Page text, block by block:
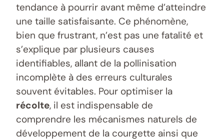
tendance à pourrir avant même d’atteindre
une taille satisfaisante. Ce phénomène,
bien que frustrant, n’est pas une fatalité et
s’explique par plusieurs causes
identifiables, allant de la pollinisation
incomplète à des erreurs culturales
souvent évitables. Pour optimiser la
récolte, il est indispensable de
comprendre les mécanismes naturels de
développement de la courgette ainsi que